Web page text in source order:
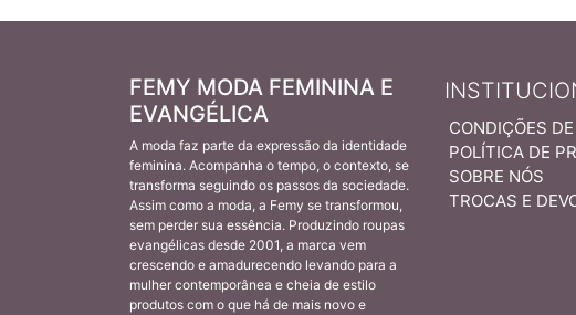
CONDIÇÕES
POLÍTICA DE
SOBRE NÓS
TROCAS E
FEMY MODA FEMININA E
EVANGÉLICA
A moda faz parte da expressão da identidade
feminina. Acompanha o tempo, o contexto, se
transforma seguindo os passos da sociedade.
Assim como a moda, a Femy se transformou,
sem perder sua essência. Produzindo roupas
evangélicas desde 2001, a marca vem
crescendo e amadurecendo levando para a
mulher contemporânea e cheia de estilo
produtos com o que há de mais novo e